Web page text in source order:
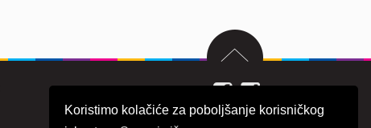
Koristimo kolačiće za poboljšanje korisničkog